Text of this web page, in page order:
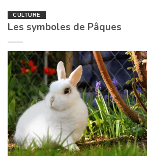
CULTURE
Les symboles de Pâques